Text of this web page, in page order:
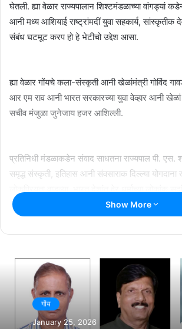
घेतली. ह्या वेळार राज्यपालान शिश्टमंडळाच्या वांगड्यां
आनी मध्य आशियाई राष्ट्रांमदीं युवा सहकार्य, सांस्कृतीक
संबंध घटमूट करप हो हे भेटीचो उद्देश आसा.
ह्या वेळार गोंयचे कला-संस्कृती आनी खेळांमंत्री गोविंद
आर एम राव आनी भारत सरकारच्या युवा वेव्हार आनी
सचीव मंजुळा जुनेजाय हजर आशिल्ली.
प्रतिनिधी मंडळाकडेन संवाद साधतना राज्यपाल पी. एस.
समृद्ध संस्कृती, इतिहास आनी संवसाराक दिल्ल्या योगदाना
तांणी सांगलें.
युवा देवाणघेवाण कार्यावळींक लागून आशियाई देशां वांगडा
इश्टागत आनी अर्थीक भागीदारी विशीं भारताची
Related Articles
राश्ट्रीय नाट्य महोत्सवात सादर
Show More
गोंय
January 25, 2026